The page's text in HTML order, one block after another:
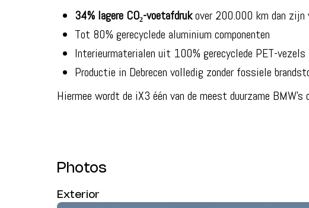
34% lagere CO₂-voetafdrukover 200.000 km dan zijn
Tot 80% gerecyclede aluminium componenten
Interieurmaterialen uit 100% gerecyclede PET-vezels
Productie in Debrecen volledig zonder fossiele
Hiermee wordt de iX3 één van de meest duurzame BMW’s
Photos
Exterior